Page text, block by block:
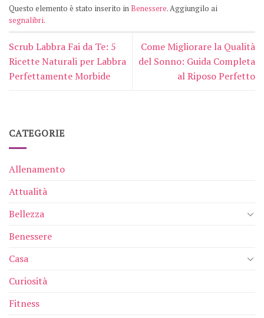
Questo elemento è stato inserito inBenessere. Aggiungilo ai
segnalibri.
Scrub Labbra Fai da Te: 5
Ricette Naturali per Labbra
Perfettamente Morbide
Come Migliorare la Qualità
del Sonno: Guida Completa
al Riposo Perfetto
CATEGORIE
Allenamento
Attualità
Bellezza
Benessere
Casa
Curiosità
Fitness